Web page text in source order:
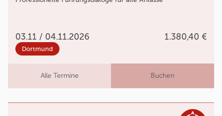
03.11 / 04.11.2026 1.380,40 €
Dortmund
Alle Termine Buchen